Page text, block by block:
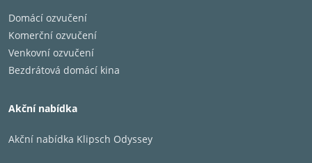
Domácí ozvučení
Komerční ozvučení
Venkovní ozvučení
Bezdrátová domácí kina
Akční nabídka
Akční nabídka Klipsch Odyssey